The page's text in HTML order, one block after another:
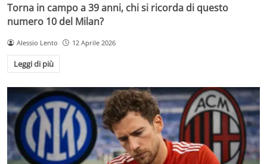
Torna in campo a 39 anni, chi si ricorda di questo
numero 10 del Milan?
Alessio Lento 12 Aprile 2026
Leggi di più